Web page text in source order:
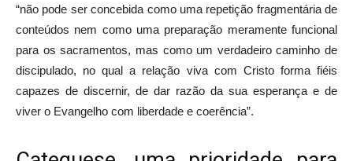
“não pode ser concebida como uma repetição fragmentária de
conteúdos nem como uma preparação meramente funcional
para os sacramentos, mas como um verdadeiro caminho de
discipulado, no qual a relação viva com Cristo forma fiéis
capazes de discernir, de dar razão da sua esperança e de
viver o Evangelho com liberdade e coerência”.